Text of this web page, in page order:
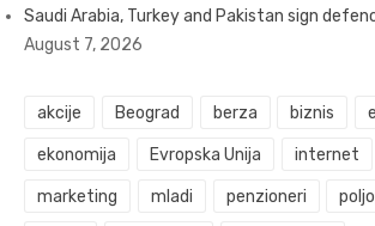
Saudi Arabia, Turkey and Pakistan sign
August 7, 2026
akcije Beograd berza biznis
ekonomija Evropska Unija internet
marketing mladi penzioneri